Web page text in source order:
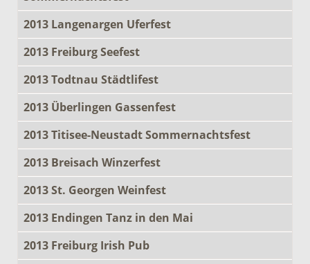
2013 Langenargen Uferfest
2013 Freiburg Seefest
2013 Todtnau Städtlifest
2013 Überlingen Gassenfest
2013 Titisee-Neustadt Sommernachtsfest
2013 Breisach Winzerfest
2013 St. Georgen Weinfest
2013 Endingen Tanz in den Mai
2013 Freiburg Irish Pub